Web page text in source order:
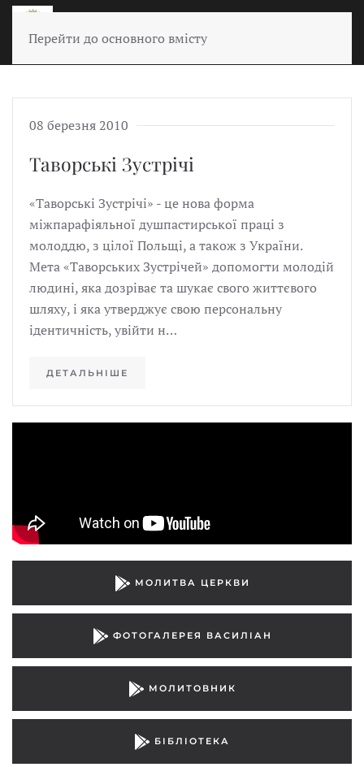
Перейти до основного вмісту
08 березня 2010
Таворські Зустрічі
«Таворські Зустрічі» - це нова форма
міжпарафіяльної душпастирської праці з
молоддю, з цілої Польщі, а також з України.
Мета «Таворських Зустрічей» допомогти молодій
людині, яка дозріває та шукає свого життєвого
шляху, і яка утверджує свою персональну
ідентичність, увійти н…
ДЕТАЛЬНІШЕ
МОЛИТВА ЦЕРКВИ
ФОТОГАЛЕРЕЯ ВАСИЛІАН
МОЛИТОВНИК
БІБЛІОТЕКА